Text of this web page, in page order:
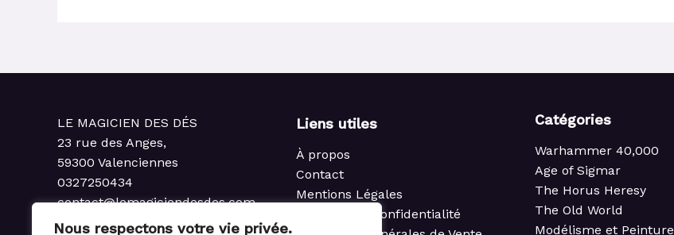
Nous respectons votre vie privée.
LE MAGICIEN DES DÉS
23 rue des Anges,
59300 Valenciennes
0327250434
contact@lemagiciendesdes.com
du Mardi au Samedi
Liens utiles
À propos
Contact
Mentions Légales
Politique de confidentialité
Catégories
Warhammer 40,000
Age of Sigmar
The Horus Heresy
The Old World
Modélisme et Peinture